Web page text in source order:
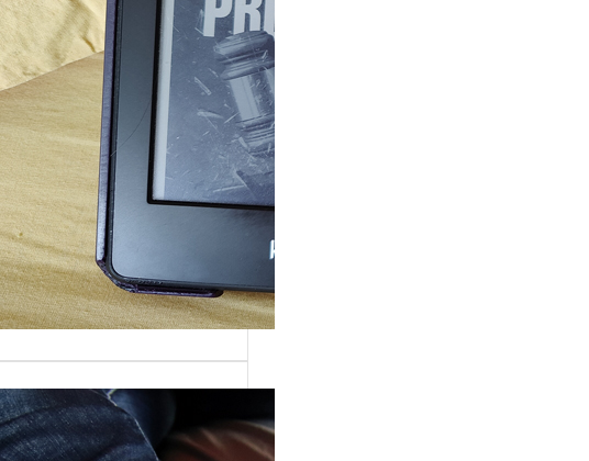
Sans grande surprise, j’ai
replongé dans la série
« Roy Grace »…